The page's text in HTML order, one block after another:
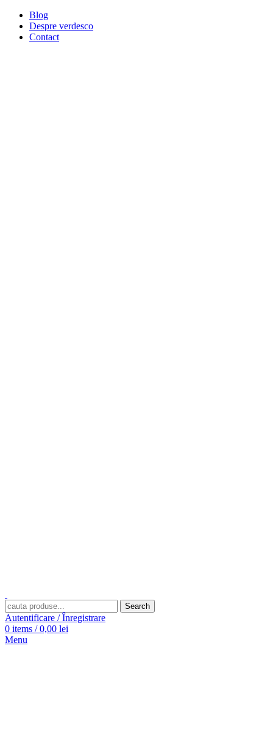
Blog
Despre verdesco
Contact
Search
Autentificare / Înregistrare
0 items / 0,00 lei
Menu